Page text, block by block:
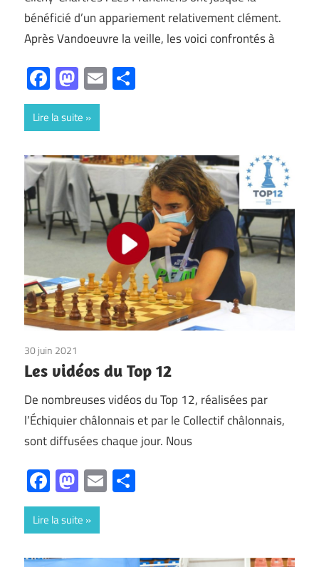
bénéficié d’un appariement relativement clément.
Après Vandoeuvre la veille, les voici confrontés à
Facebook
Mastodon
Email
Lire la suite
30 juin 2021
Les vidéos du Top 12
De nombreuses vidéos du Top 12, réalisées par
l’Échiquier châlonnais et par le Collectif châlonnais,
sont diffusées chaque jour. Nous
Facebook
Mastodon
Email
Lire la suite